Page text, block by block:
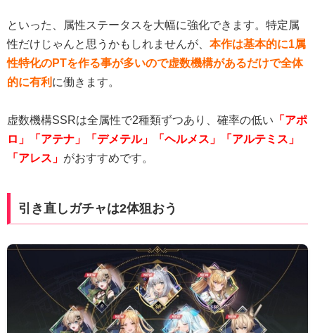
といった、属性ステータスを大幅に強化できます。特定属
性だけじゃんと思うかもしれませんが、 本作は基本的に1属
性特化のPTを作る事が多いので虚数機構があるだけで全体
的に有利 に働きます。
虚数機構SSRは全属性で2種類ずつあり、確率の低い 「アポ
ロ」「アテナ」「デメテル」「ヘルメス」「アルテミス」
「アレス」 がおすすめです。
引き直しガチャは2体狙おう